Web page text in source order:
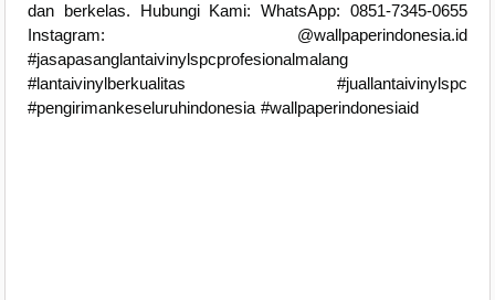
dan berkelas. Hubungi Kami: WhatsApp: 0851-7345-0655
Instagram: @wallpaperindonesia.id
#jasapasanglantaivinylspcprofesionalmalang
#lantaivinylberkualitas #juallantaivinylspc
#pengirimankeseluruhindonesia #wallpaperindonesiaid